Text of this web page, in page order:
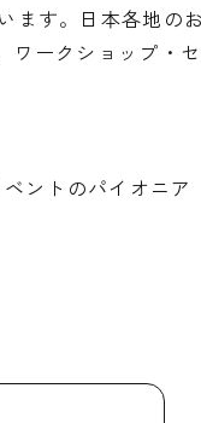
す。日本各地の
ークショップ・
ントのパイオニ